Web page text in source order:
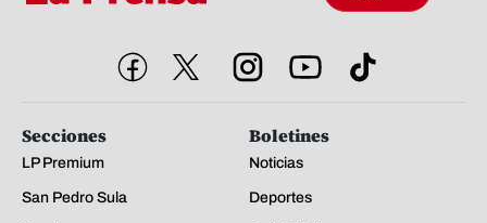
Secciones
LP Premium
San Pedro Sula
Boletines
Noticias
Deportes